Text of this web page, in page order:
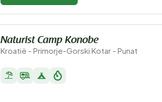
Naturist Camp Konobe
Kroatië - Primorje-Gorski Kotar - Punat